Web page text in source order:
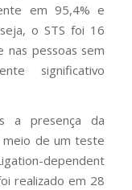
em 95,4% e
o STS foi 16
nas pessoas sem
significativo
a presença da
de um teste
dependent
realizado em 28